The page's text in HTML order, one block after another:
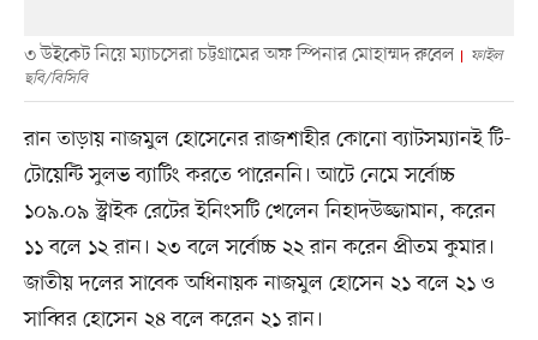
৩ উইকেট নিয়ে ম্যাচসেরা চট্টগ্রামের অফ স্পিনার মোহাম্মদ রুবেল
ফাইল
ছবি/বিসিবি
রান তাড়ায় নাজমুল হোসেনের রাজশাহীর কোনো ব্যাটসম্যানই টি-
টোয়েন্টি সুলভ ব্যাটিং করতে পারেননি। আটে নেমে সর্বোচ্চ
১০৯.০৯ স্ট্রাইক রেটের ইনিংসটি খেলেন নিহাদউজ্জামান, করেন
১১ বলে ১২ রান। ২৩ বলে সর্বোচ্চ ২২ রান করেন প্রীতম কুমার।
জাতীয় দলের সাবেক অধিনায়ক নাজমুল হোসেন ২১ বলে ২১ ও
সাব্বির হোসেন ২৪ বলে করেন ২১ রান।